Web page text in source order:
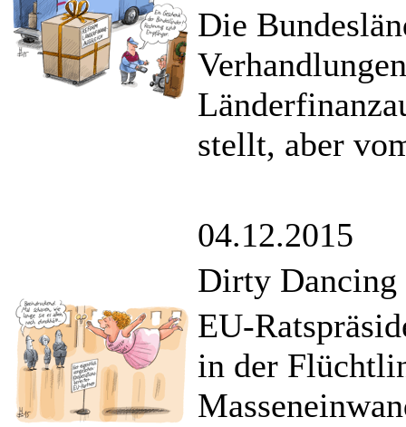
Die
stellt, aber
04.12.2015
Dirty Dancing
EU-
in der